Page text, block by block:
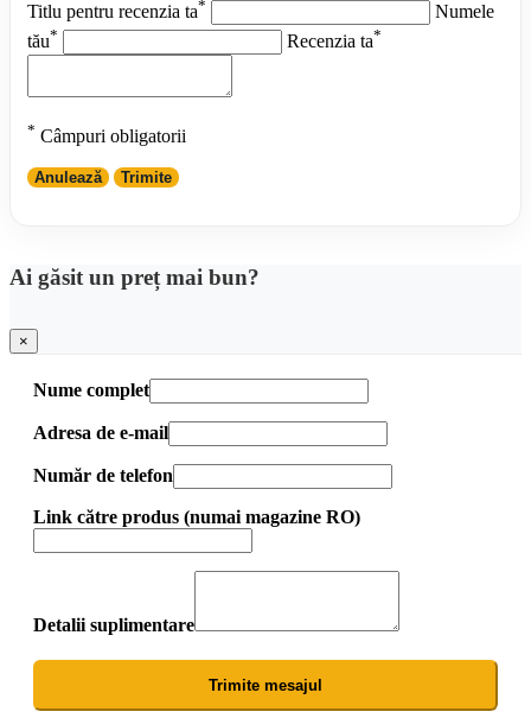
Titlu pentru recenzia ta*
Numele
tău* Recenzia ta*
* Câmpuri obligatorii
Anulează Trimite
Ai găsit un preț mai bun?
×
Nume complet
Adresa de e-mail
Număr de telefon
Link către produs (numai magazine RO)
Detalii suplimentare
Trimite mesajul